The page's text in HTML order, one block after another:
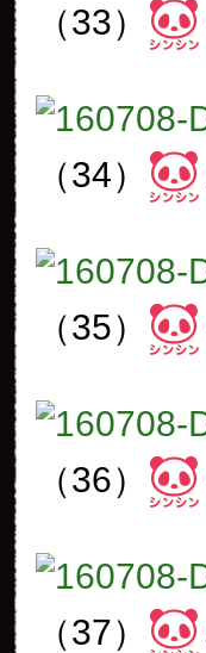
（33）
（34）
（35）
（36）
（37）